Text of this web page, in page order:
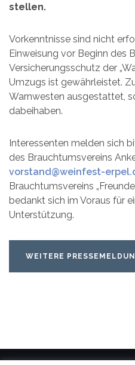
stellen.
Vorkenntnisse sind nicht
Einweisung vor Beginn des
Versicherungsschutz der
Umzugs ist gewährleistet.
Warnwesten ausgestattet,
dabeihaben.
Interessenten melden sich
des Brauchtumsvereins
vorstand@weinfest-
Brauchtumsvereins
bedankt sich im Voraus für
Unterstützung.
WEITERE